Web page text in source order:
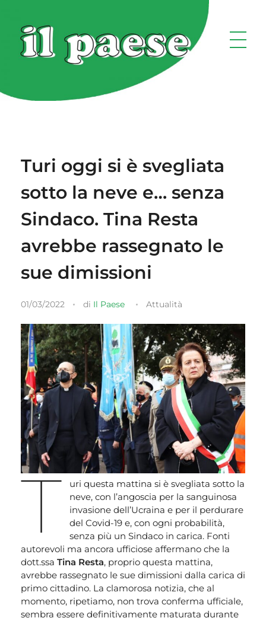
Turi oggi si è svegliata
sotto la neve e… senza
Sindaco. Tina Resta
avrebbe rassegnato le
sue dimissioni
01/03/2022 di Il Paese Attualità
T
uri questa mattina si è svegliata sotto la
neve, con l’angoscia per la sanguinosa
invasione dell’Ucraina e per il perdurare
del Covid-19 e, con ogni probabilità,
senza più un Sindaco in carica. Fonti
autorevoli ma ancora ufficiose affermano che la
dott.ssa Tina Resta, proprio questa mattina,
avrebbe rassegnato le sue dimissioni dalla carica di
primo cittadino. La clamorosa notizia, che al
momento, ripetiamo, non trova conferma ufficiale,
sembra essere definitivamente maturata durante